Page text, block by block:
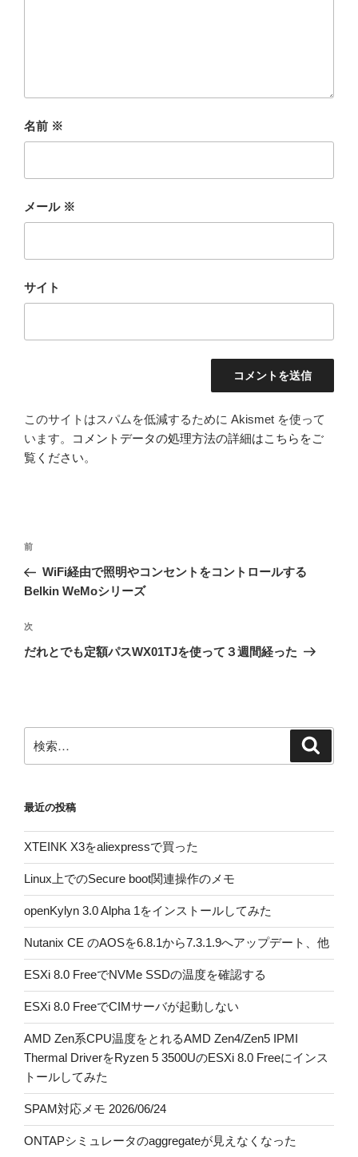
名前 ※
メール ※
サイト
このサイトはスパムを低減するために Akismet を使って
います。
コメントデータの処理方法の詳細はこちらをご
覧ください。
投
ナ
ゲ
ー
前
の
投
前
WiFi経由で照明やコンセントをコントロールする
Belkin WeMoシリーズ
次
の
次
だれとでも定額パスWX01TJを使って３週間経った
索:
最近の投稿
XTEINK X3をaliexpressで買った
Linux上でのSecure boot関連操作のメモ
openKylyn 3.0 Alpha 1をインストールしてみた
Nutanix CE のAOSを6.8.1から7.3.1.9へアップデート、他
ESXi 8.0 FreeでNVMe SSDの温度を確認する
ESXi 8.0 FreeでCIMサーバが起動しない
AMD Zen系CPU温度をとれるAMD Zen4/Zen5 IPMI
Thermal DriverをRyzen 5 3500UのESXi 8.0 Freeにインス
トールしてみた
SPAM対応メモ 2026/06/24
ONTAPシミュレータのaggregateが見えなくなった